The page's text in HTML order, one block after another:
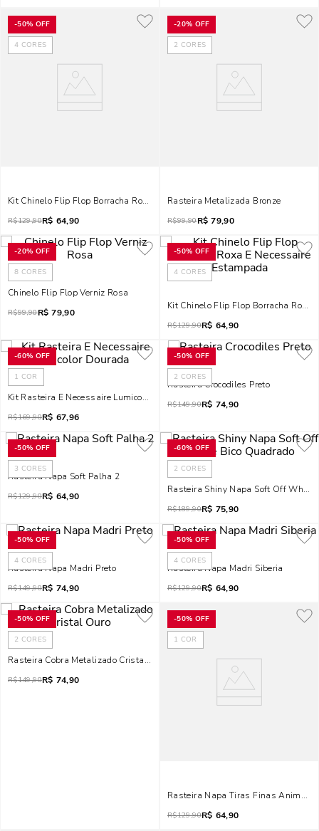
-50% OFF
4 CORES
Kit Chinelo Flip Flop Borracha Rosa E Necessaire Estampada.
R$129,90R$ 64,90
-20% OFF
2 CORES
Rasteira Metalizada Bronze
R$99,90R$ 79,90
-20% OFF
8 CORES
Chinelo Flip Flop Verniz Rosa
R$99,90R$ 79,90
-50% OFF
4 CORES
Kit Chinelo Flip Flop Borracha Roxa
R$129,90R$ 64,90
-60% OFF
1 COR
Kit Rasteira E Necessaire Lumicolor Dourada
R$169,90R$ 67,96
-50% OFF
2 CORES
Rasteira Crocodiles Preto
R$149,90R$ 74,90
-50% OFF
3 CORES
Rasteira Napa Soft Palha 2
R$129,90R$ 64,90
-60% OFF
2 CORES
Rasteira Shiny Napa Soft Off White
R$189,90R$ 75,90
-50% OFF
4 CORES
Rasteira Napa Madri Preto
R$149,90R$ 74,90
-50% OFF
4 CORES
Rasteira Napa Madri Siberia
R$129,90R$ 64,90
-50% OFF
2 CORES
Rasteira Cobra Metalizado Cristal Ouro
R$149,90R$ 74,90
-50% OFF
1 COR
Rasteira Napa Tiras Finas Animal
R$129,90R$ 64,90